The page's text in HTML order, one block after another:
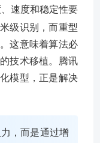
速度和稳定性要
级识别，而重型
这意味着算法必
技术移植。腾讯
模型，正是解决
，而是通过增